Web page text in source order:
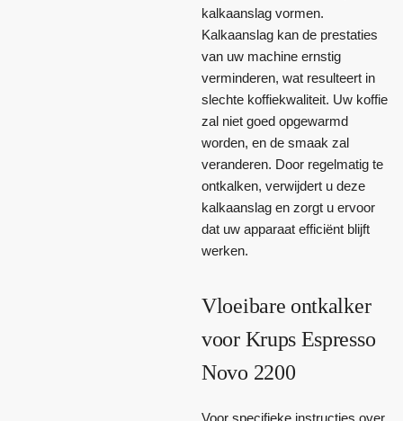
kalkaanslag vormen.
Kalkaanslag kan de prestaties
van uw machine ernstig
verminderen, wat resulteert in
slechte koffiekwaliteit. Uw koffie
zal niet goed opgewarmd
worden, en de smaak zal
veranderen. Door regelmatig te
ontkalken, verwijdert u deze
kalkaanslag en zorgt u ervoor
dat uw apparaat efficiënt blijft
werken.
Vloeibare ontkalker
voor Krups Espresso
Novo 2200
Voor specifieke instructies over